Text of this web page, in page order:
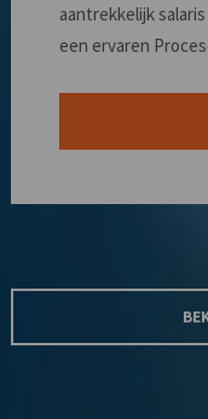
aantrekkelijk
een ervaren